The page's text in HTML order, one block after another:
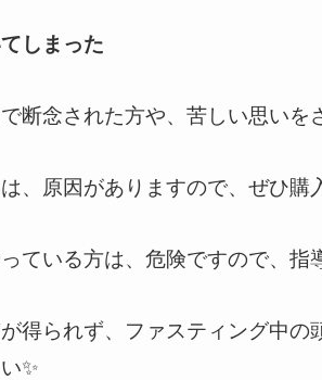
しまった
断念された方や、苦しい思いを
、原因がありますので、ぜひ購
ている方は、危険ですので、
得られず、ファスティング中
✨